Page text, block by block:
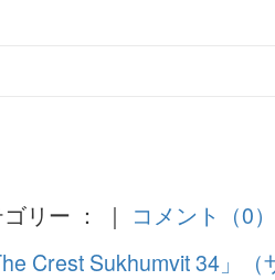
リー ： ｜ コメント（0）
Crest Sukhumvit 34」（